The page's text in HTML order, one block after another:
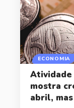
ECONOMIA
Atividade
mostra
abril,